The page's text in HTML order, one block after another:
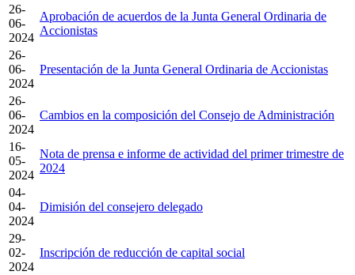
26-
06-
2024
Aprobación de acuerdos de la Junta General Ordinaria de
Accionistas
26-
06-
2024
Presentación de la Junta General Ordinaria de Accionistas
26-
06-
2024
Cambios en la composición del Consejo de Administración
16-
05-
2024
Nota de prensa e informe de actividad del primer trimestre de
2024
04-
04-
2024
Dimisión del consejero delegado
29-
02-
2024
Inscripción de reducción de capital social